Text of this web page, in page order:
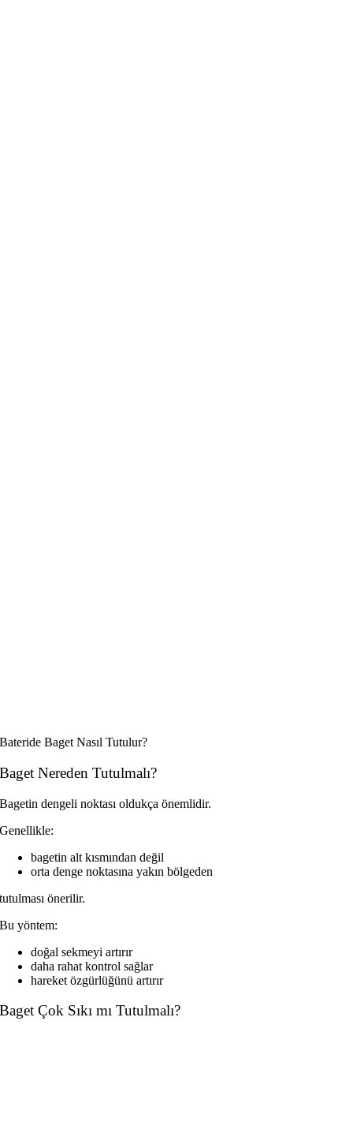
Bateride Baget Nasıl Tutulur?
Baget Nereden Tutulmalı?
Bagetin dengeli noktası oldukça önemlidir.
Genellikle:
bagetin alt kısmından değil
orta denge noktasına yakın bölgeden
tutulması önerilir.
Bu yöntem:
doğal sekmeyi artırır
daha rahat kontrol sağlar
hareket özgürlüğünü artırır
Baget Çok Sıkı mı Tutulmalı?